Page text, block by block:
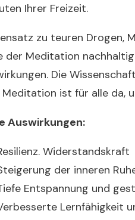
Ihrer Freizeit.
zu teuren Drogen,
der Meditation
Die
Meditation ist für alle da,
Auswirkungen:
Widerstandskraft
der inneren
Entspannung und
Lernfähigkeit